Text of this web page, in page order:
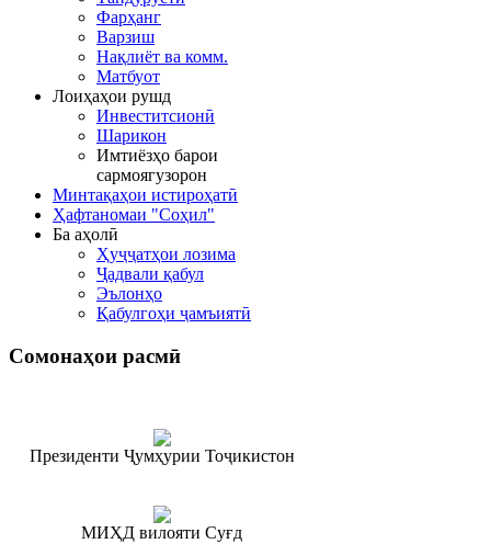
Фарҳанг
Варзиш
Нақлиёт ва комм.
Матбуот
Лоиҳаҳои рушд
Инвеститсионӣ
Шарикон
Имтиёзҳо барои
сармоягузорон
Минтақаҳои истироҳатӣ
Ҳафтаномаи "Соҳил"
Ба аҳолӣ
Ҳуҷҷатҳои лозима
Ҷадвали қабул
Эълонҳо
Қабулгоҳи ҷамъиятӣ
Сомонаҳои расмӣ
Президенти Ҷумҳурии Тоҷикистон
МИҲД вилояти Суғд